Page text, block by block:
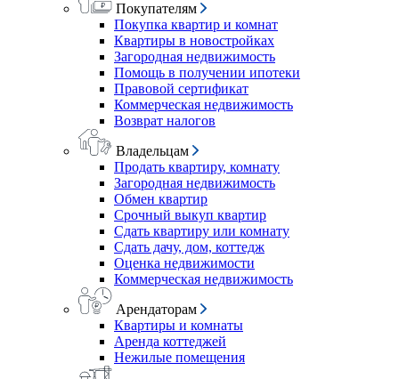
Покупателям
Покупка квартир и комнат
Квартиры в новостройках
Загородная недвижимость
Помощь в получении ипотеки
Правовой сертификат
Коммерческая недвижимость
Возврат налогов
Владельцам
Продать квартиру, комнату
Загородная недвижимость
Обмен квартир
Срочный выкуп квартир
Сдать квартиру или комнату
Сдать дачу, дом, коттедж
Оценка недвижимости
Коммерческая недвижимость
Арендаторам
Квартиры и комнаты
Аренда коттеджей
Нежилые помещения